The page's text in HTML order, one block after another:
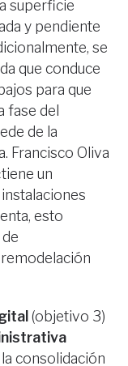
superficie
y pendiente
se
que conduce
para que
fase del
de la
Francisco Oliva
un
esto
(objetivo 3)
consolidación